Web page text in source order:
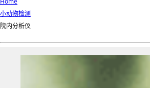
小动物检测
院内分析仪